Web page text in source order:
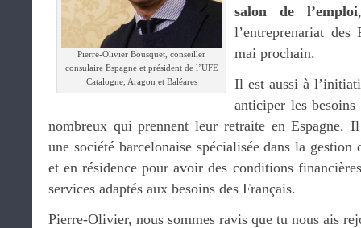
Pierre-Olivier Bousquet, conseiller
consulaire Espagne et président de l’UFE
Catalogne, Aragon et Baléares
salon de l’emploi
l’entreprenariat
mai prochain.
Il est aussi à
anticiper les
nombreux qui prennent leur retraite en Espagne.
une société barcelonaise spécialisée dans la gestion
et en résidence pour avoir des conditions
services adaptés aux besoins des Français.
Pierre-Olivier, nous sommes ravis que tu nous ais